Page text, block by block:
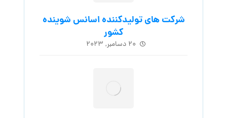
شرکت های تولیدکننده اسانس شوینده
کشور
۲۰ دسامبر, ۲۰۲۳